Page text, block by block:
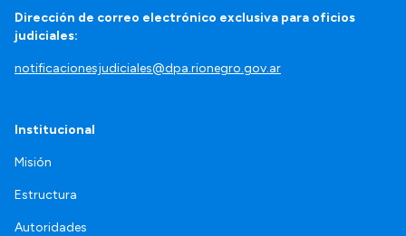
Dirección de correo electrónico exclusiva para oficios
judiciales:
notificacionesjudiciales@dpa.rionegro.gov.ar
Institucional
Misión
Estructura
Autoridades